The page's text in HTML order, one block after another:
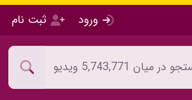
ورود ثبت نام